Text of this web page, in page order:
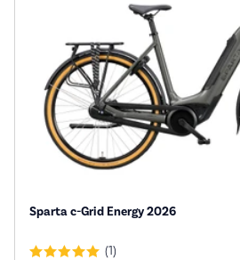
Sparta c-Grid Energy 2026
(1)